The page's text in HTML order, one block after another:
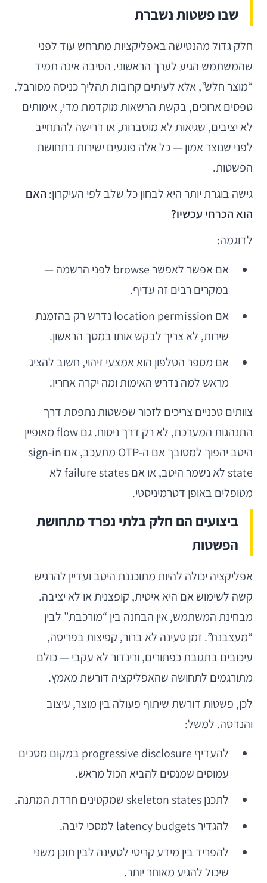
שבו פשטות נשברת
חלק גדול מהנטישה באפליקציות מתרחש עוד לפני
שהמשתמש הגיע לערך הראשוני. הסיבה אינה תמיד
“מוצר חלש”, אלא לעיתים קרובות תהליך כניסה מסורבל.
טפסים ארוכים, בקשת הרשאות מוקדמת מדי, אימותים
לא יציבים, שגיאות לא מוסברות, או דרישה להתחייב
לפני שנוצר אמון — כל אלה פוגעים ישירות בתחושת
הפשטות.
גישה בוגרת יותר היא לבחון כל שלב לפי העיקרון: האם
הוא הכרחי עכשיו?
לדוגמה:
אם אפשר לאפשר browse לפני הרשמה —
במקרים רבים זה עדיף.
אם location permission נדרש רק בהזמנת
שירות, לא צריך לבקש אותו במסך הראשון.
אם מספר הטלפון הוא אמצעי זיהוי, חשוב להציג
מראש למה נדרש האימות ומה יקרה אחריו.
צוותים טכניים צריכים לזכור שפשטות נתפסת דרך
התנהגות המערכת, לא רק דרך ניסוח. גם flow מאופיין
היטב יהפוך למסובך אם ה-OTP מתעכב, אם sign-in
state לא נשמר היטב, או אם failure states לא
מטופלים באופן דטרמיניסטי.
ביצועים הם חלק בלתי נפרד מתחושת
הפשטות
אפליקציה יכולה להיות מתוכננת היטב ועדיין להרגיש
קשה לשימוש אם היא איטית, קופצנית או לא יציבה.
מבחינת המשתמש, אין הבחנה בין “מורכבת” לבין
“מעצבנת”. זמן טעינה לא ברור, קפיצות בפריסה,
עיכובים בתגובת כפתורים, ורינדור לא עקבי — כולם
מתורגמים לתחושה שהאפליקציה דורשת מאמץ.
לכן, פשטות דורשת שיתוף פעולה בין מוצר, עיצוב
והנדסה. למשל:
להעדיף progressive disclosure במקום מסכים
עמוסים שמנסים להביא הכול מראש.
לתכנן skeleton states שמקטינים חרדת המתנה.
להגדיר latency budgets למסכי ליבה.
להפריד בין מידע קריטי לטעינה לבין תוכן משני
שיכול להגיע מאוחר יותר.